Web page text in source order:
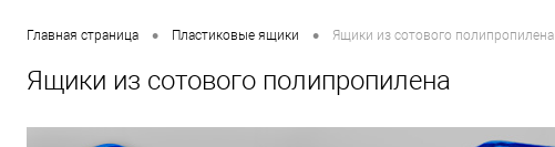
Главная страница • Пластиковые ящики • Ящики из сотового полипропилена
Ящики из сотового полипропилена